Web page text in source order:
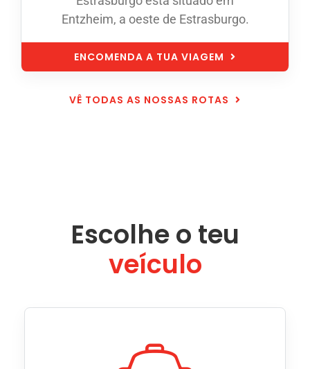
Entzheim, a oeste de Estrasburgo.
ENCOMENDA A TUA VIAGEM
VÊ TODAS AS NOSSAS ROTAS
Escolhe o teu
veículo